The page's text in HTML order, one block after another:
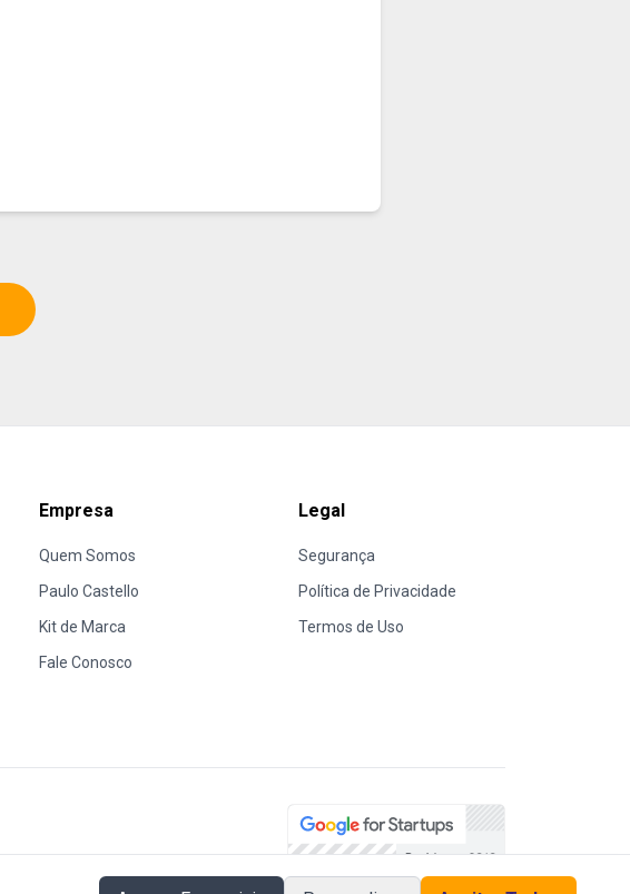
Empresa
Quem Somos
Paulo Castello
Kit de Marca
Fale Conosco
Legal
Segurança
Política de Privacidade
Termos de Uso